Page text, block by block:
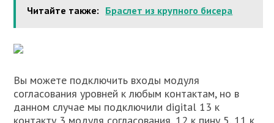
Читайте также: Браслет из крупного бисера
Вы можете подключить входы модуля
согласования уровней к любым контактам, но в
данном случае мы подключили digital 13 к